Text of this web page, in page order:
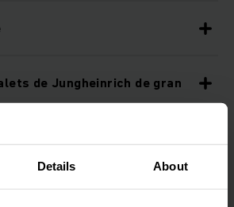
Details About
de Jungheinrich de gran